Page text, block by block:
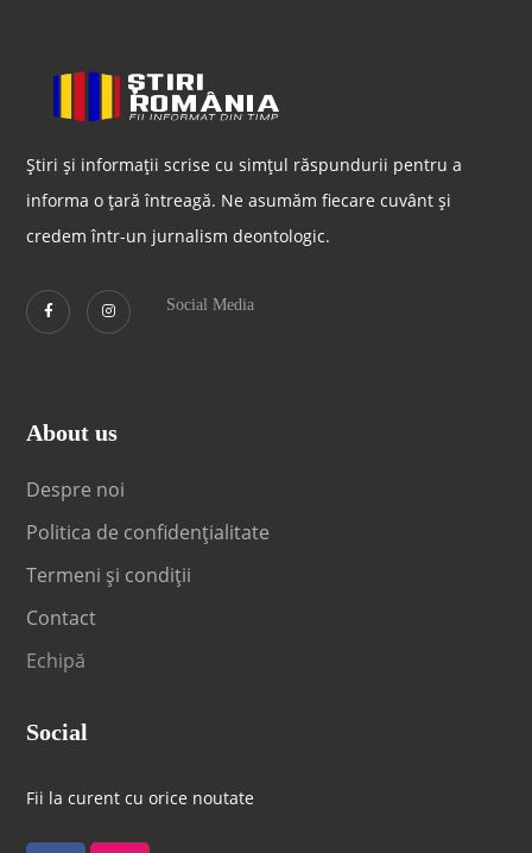
Știri și informații scrise cu simțul răspundurii pentru a
informa o țară întreagă. Ne asumăm fiecare cuvânt și
credem într-un jurnalism deontologic.
Social Media
About us
Despre noi
Politica de confidențialitate
Termeni și condiții
Contact
Echipă
Social
Fii la curent cu orice noutate